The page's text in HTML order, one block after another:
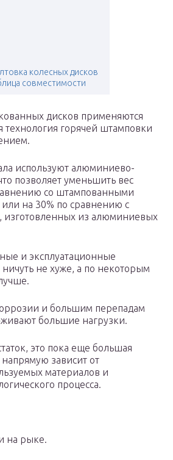
колесных дисков
совместимости
дисков применяются
технология горячей штамповки
используют алюминиево-
позволяет уменьшить вес
со штампованными
на 30% по сравнению с
изготовленных из алюминиевых
и эксплуатационные
не хуже, а по некоторым
и большим перепадам
большие нагрузки.
это пока еще большая
напрямую зависит от
материалов и
процесса.
на рыке.